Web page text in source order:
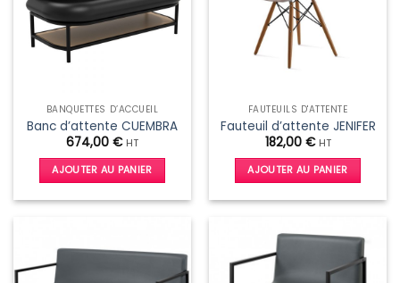
BANQUETTES D’ACCUEIL
Banc d’attente CUEMBRA
674,00 € HT
AJOUTER AU PANIER
FAUTEUILS D'ATTENTE
Fauteuil d’attente JENIFER
182,00 € HT
AJOUTER AU PANIER